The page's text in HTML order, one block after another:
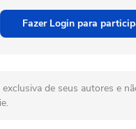
Fazer Login para
de seus autores e